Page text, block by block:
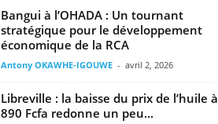
Bangui à l’OHADA : Un tournant
stratégique pour le développement
économique de la RCA
Antony OKAWHE-IGOUWE - avril 2, 2026
Libreville : la baisse du prix de l’huile à
890 Fcfa redonne un peu...